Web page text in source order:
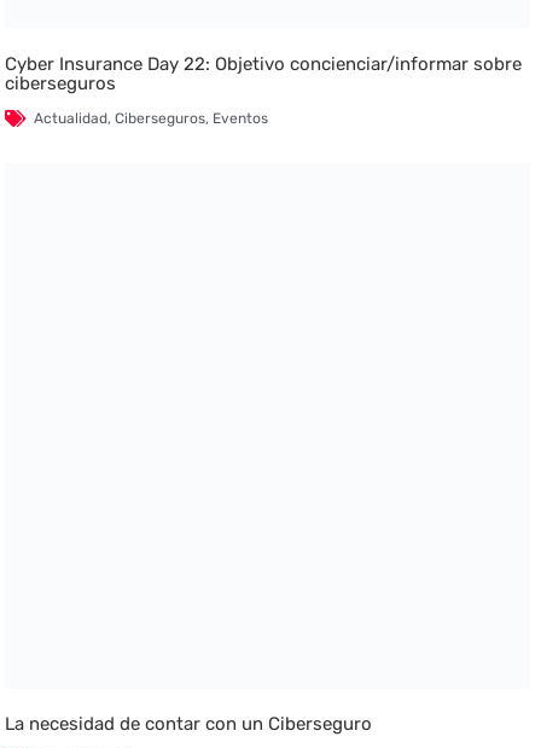
Cyber Insurance Day 22: Objetivo concienciar/informar sobre
ciberseguros
Actualidad,Ciberseguros, Eventos
La necesidad de contar con un Ciberseguro